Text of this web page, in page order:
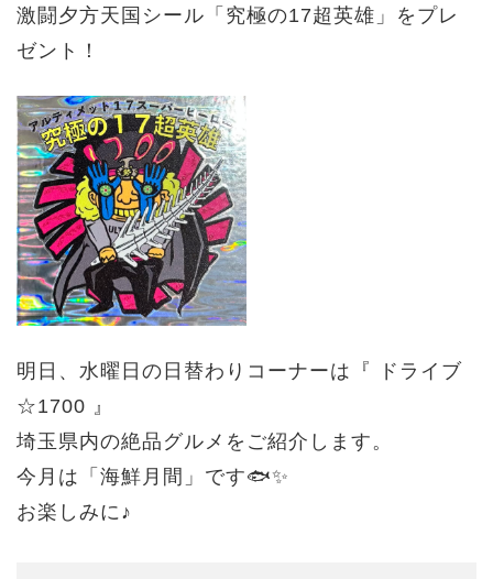
激闘夕方天国シール「究極の17超英雄」をプレ
ゼント！
明日、水曜日の日替わりコーナーは『 ドライブ
☆1700 』
埼玉県内の絶品グルメをご紹介します。
今月は「海鮮月間」です🐟✨
お楽しみに♪